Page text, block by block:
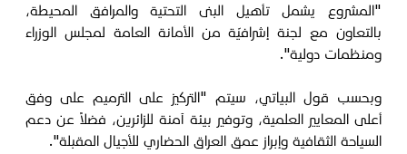
"المشروع يشمل تأهيل البنى التحتية والمرافق المحيطة،
بالتعاون مع لجنة إشرافيّة من الأمانة العامة لمجلس الوزراء
ومنظمات دولية".
وبحسب قول البياتي، سيتم "التركيز على الترميم على وفق
أعلى المعايير العلمية، وتوفير بيئة آمنة للزائرين، فضلاً عن دعم
السياحة الثقافية وإبراز عمق العراق الحضاري للأجيال المقبلة".